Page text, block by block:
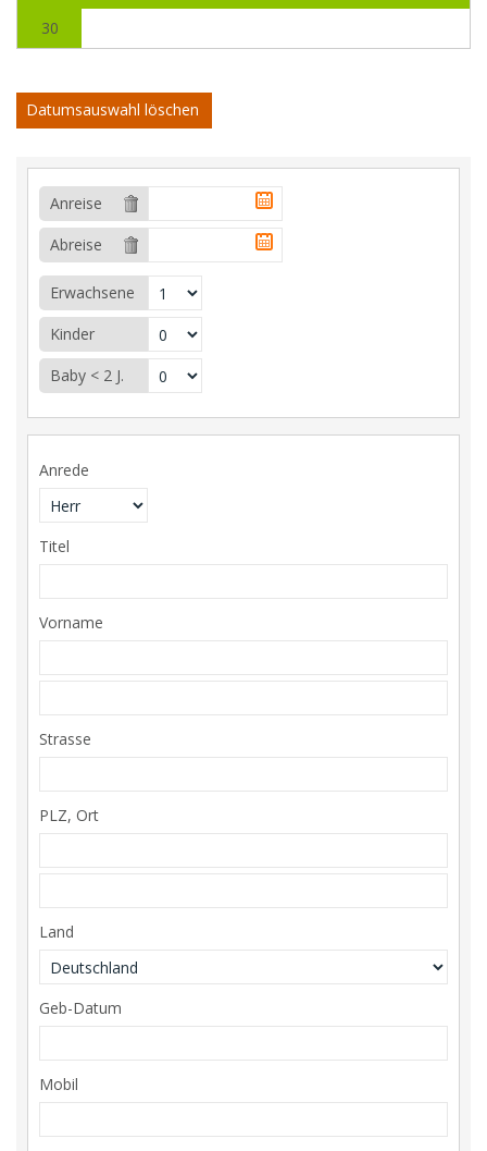
30
Datumsauswahl löschen
Anreise
Abreise
Erwachsene
Kinder
Baby < 2 J.
Anrede
Titel
Vorname
Strasse
PLZ, Ort
Land
Geb-Datum
Mobil